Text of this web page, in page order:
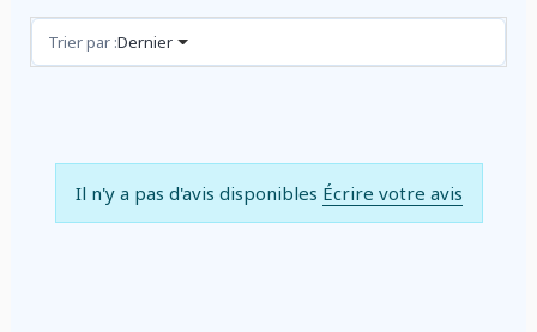
Avis (0)
Trier par :Dernier
Il n'y a pas d'avis disponibles Écrire votre avis